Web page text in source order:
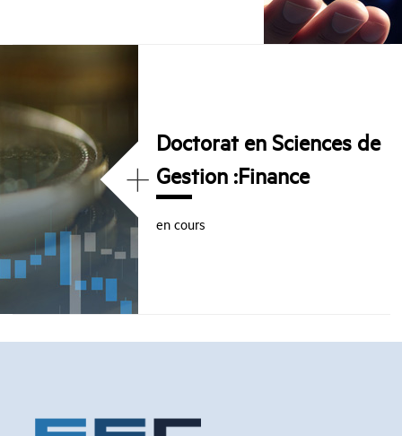
Doctorat en Sciences de
Gestion :Finance
en cours
+